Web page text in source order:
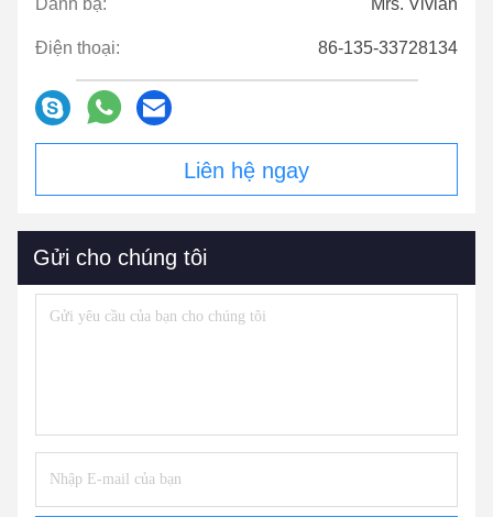
Điện thoại: 86-135-33728134
Liên hệ ngay
Gửi cho chúng tôi